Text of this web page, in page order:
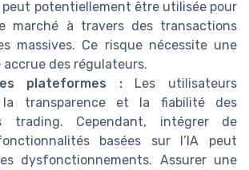
peut potentiellement être utilisée pour
marché à travers des transactions
massives. Ce risque nécessite une
accrue des régulateurs.
plateformes :Les utilisateurs
la transparence et la fiabilité des
trading. Cependant, intégrer de
basées sur l’IA peut
dysfonctionnements. Assurer une